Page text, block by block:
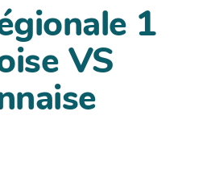
1
VS